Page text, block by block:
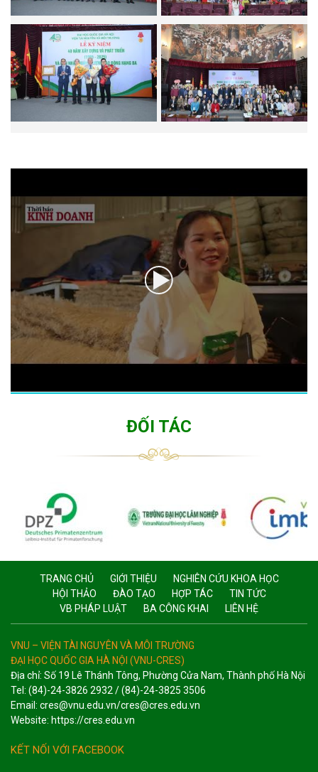
ĐỐI TÁC
TRANG CHỦ GIỚI THIỆU
NGHIÊN CỨU KHOA HỌC
HỘI THẢO
ĐÀO TẠO HỢP TÁC
TIN TỨC
VB PHÁP LUẬT
BA CÔNG KHAI LIÊN HỆ
VNU – VIỆN TÀI NGUYÊN VÀ MÔI TRƯỜNG
ĐẠI HỌC QUỐC GIA HÀ NỘI (VNU-CRES)
Địa chỉ: Số 19 Lê Thánh Tông, Phường Cửa Nam, Thành phố Hà Nội
Tel: (84)-24-3826 2932 / (84)-24-3825 3506
Email: cres@vnu.edu.vn/cres@cres.edu.vn
Website: https://cres.edu.vn
KẾT NỐI VỚI FACEBOOK